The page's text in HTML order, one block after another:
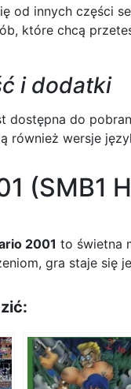
od innych części
które chcą
i dodatki
dostępna do
również wersje
(SMB1
2001 to świetna
gra staje się